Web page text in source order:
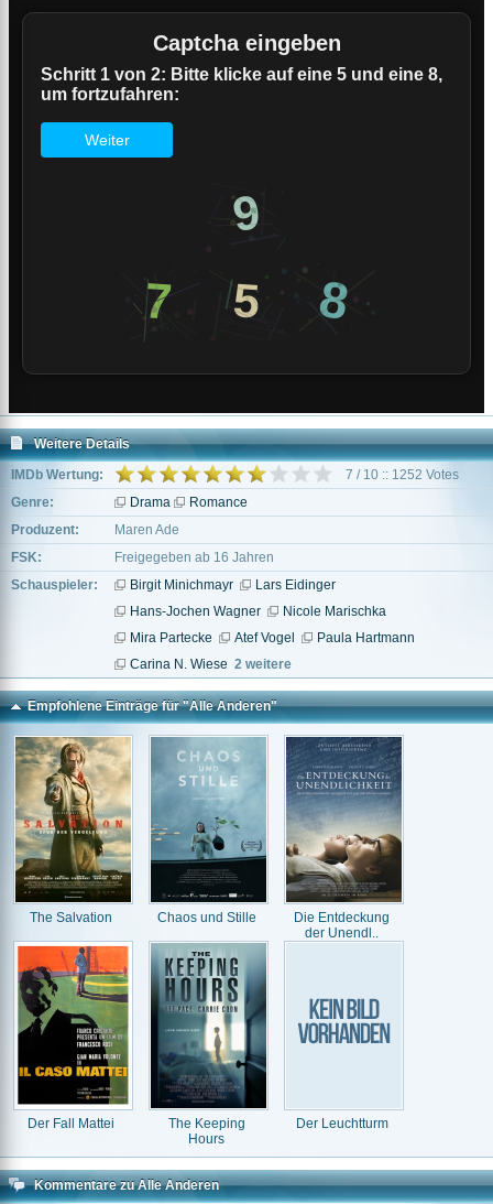
Weitere Details
IMDb Wertung:
7 / 10 :: 1252 Votes
Genre:
Drama
Romance
Produzent:
Maren Ade
FSK:
Freigegeben ab 16 Jahren
Schauspieler:
Birgit Minichmayr
Lars Eidinger
Hans-Jochen Wagner
Nicole Marischka
Mira Partecke
Atef Vogel
Paula Hartmann
Carina N. Wiese 2 weitere
Empfohlene Einträge für "Alle Anderen"
The Salvation Chaos und Stille
Die Entdeckung
der Unendl..
Der Fall Mattei
The Keeping
Hours
Der Leuchtturm
Kommentare zu Alle Anderen